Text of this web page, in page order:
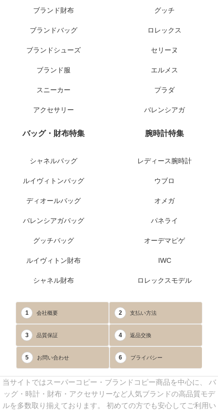
ブランド財布
ブランドバッグ
ブランドシューズ
ブランド服
スニーカー
アクセサリー
グッチ
ロレックス
セリーヌ
エルメス
プラダ
バレンシアガ
バッグ・財布特集
シャネルバッグ
ルイヴィトンバッグ
ディオールバッグ
バレンシアガバッグ
グッチバッグ
ルイヴィトン財布
シャネル財布
腕時計特集
レディース腕時計
ウブロ
オメガ
パネライ
オーデマピゲ
IWC
ロレックスモデル
1 会社概要 2 支払い方法
3 品質保証 4 返品交換
5 お問い合わせ 6 プライバシー
当サイトではスーパーコピー・ブランドコピー商品を中心に、 バ
ッグ・時計・財布・アクセサリーなど人気ブランドの高品質モデ
ルを多数取り揃えております。 初めての方でも安心してご利用い